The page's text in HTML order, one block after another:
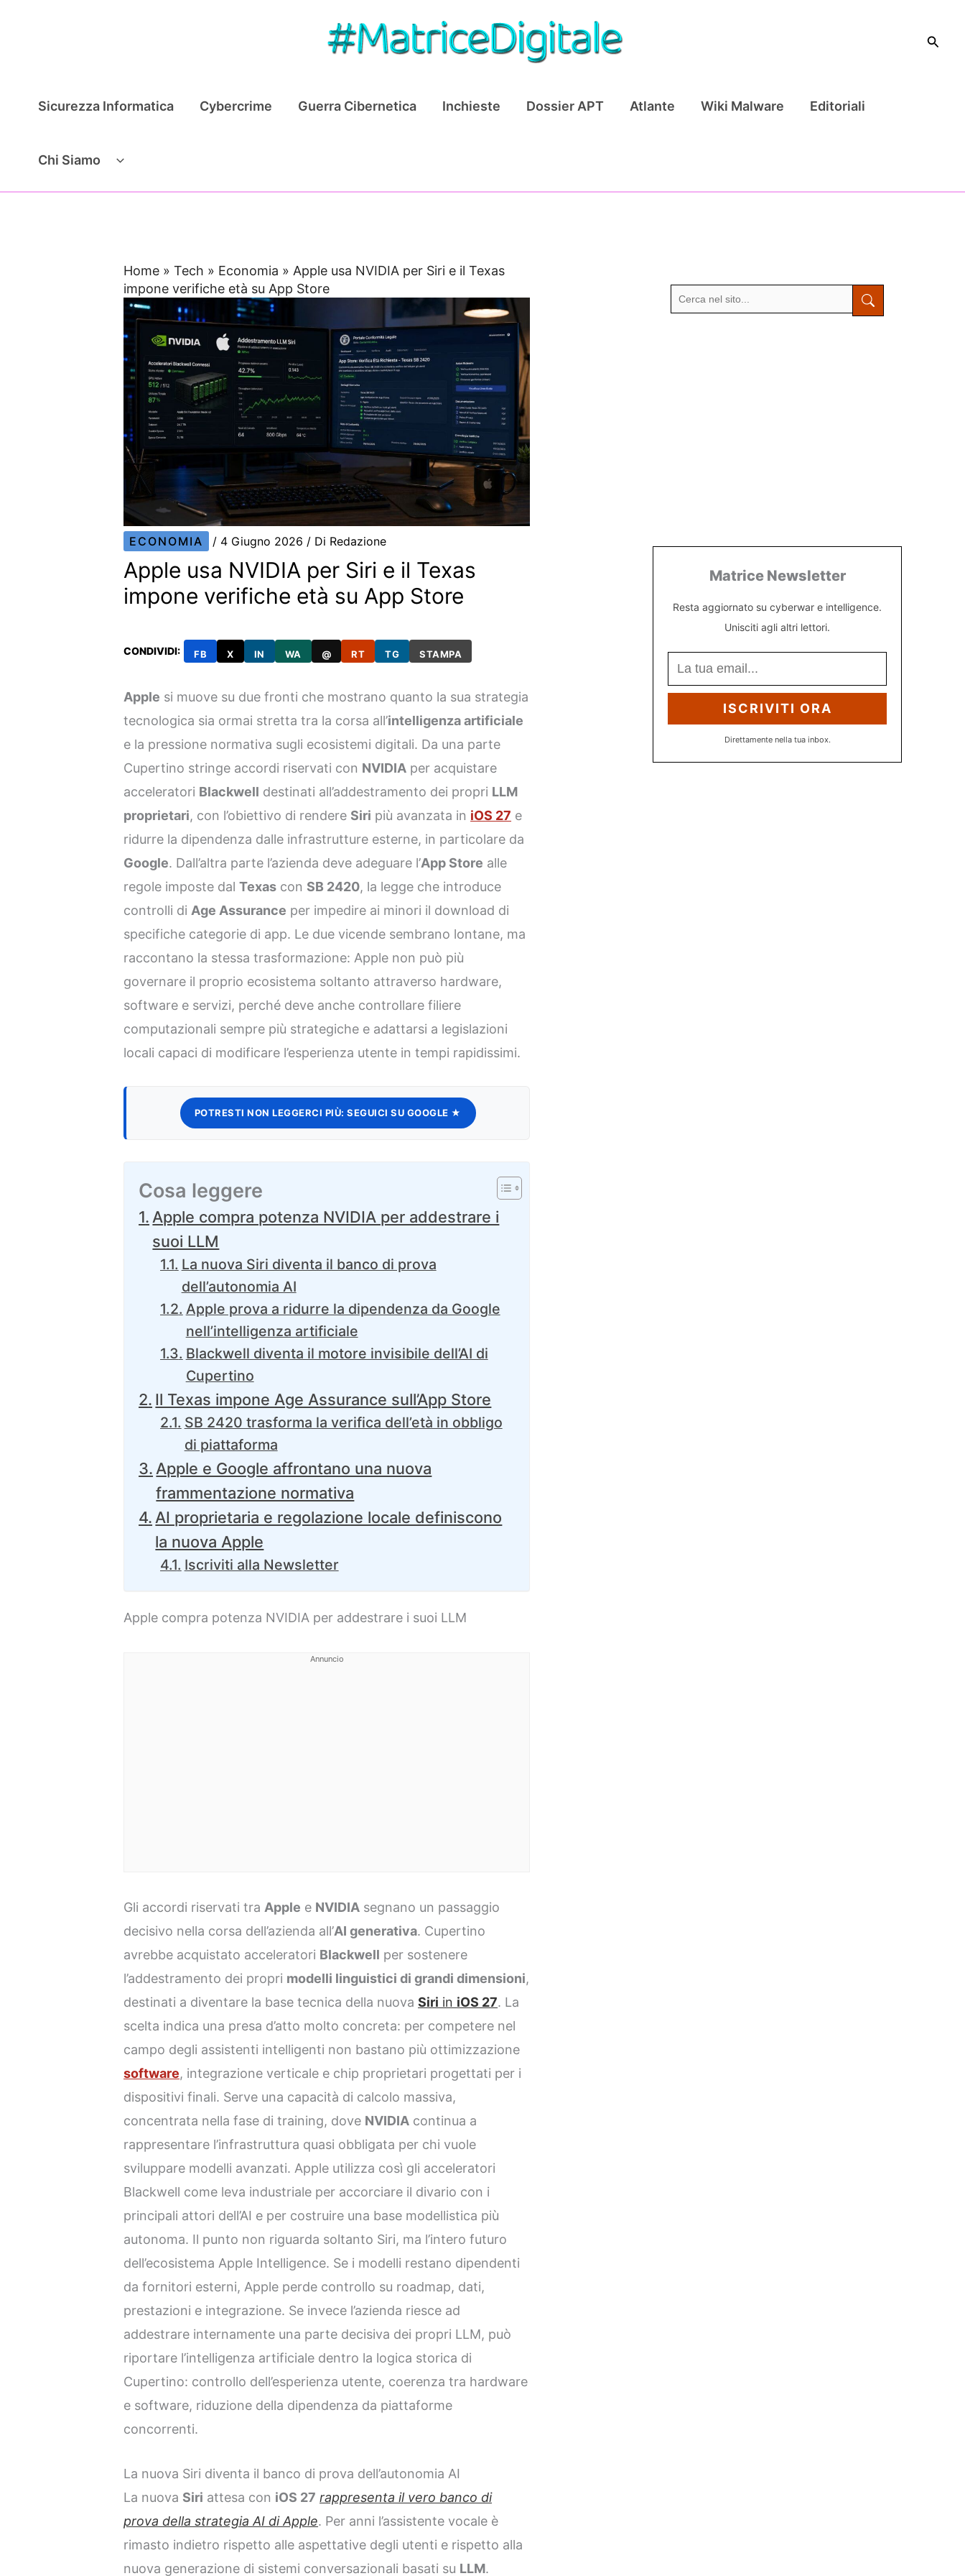
Cerca
Sicurezza Informatica Cybercrime Guerra Cibernetica Inchieste Dossier APT Atlante Wiki Malware Editoriali
Chi Siamo
Home »Tech » Economia » Apple usa NVIDIA per Siri e il Texas
impone verifiche età su App Store
ECONOMIA / 4 Giugno 2026 / Di Redazione
Apple usa NVIDIA per Siri e il Texas
impone verifiche età su App Store
CONDIVIDI: FB X IN WA @ RT TG STAMPA
Apple si muove su due fronti che mostrano quanto la sua strategia
tecnologica sia ormai stretta tra la corsa all’intelligenza artificiale
e la pressione normativa sugli ecosistemi digitali. Da una parte
Cupertino stringe accordi riservati con NVIDIA per acquistare
acceleratori Blackwell destinati all’addestramento dei propri LLM
proprietari, con l’obiettivo di rendere Siri più avanzata in iOS 27 e
ridurre la dipendenza dalle infrastrutture esterne, in particolare da
Google. Dall’altra parte l’azienda deve adeguare l’App Store alle
regole imposte dalTexas con SB 2420, la legge che introduce
controlli diAge Assurance per impedire ai minori il download di
specifiche categorie di app. Le due vicende sembrano lontane, ma
raccontano la stessa trasformazione: Apple non può più
governare il proprio ecosistema soltanto attraverso hardware,
software e servizi, perché deve anche controllare filiere
computazionali sempre più strategiche e adattarsi a legislazioni
locali capaci di modificare l’esperienza utente in tempi rapidissimi.
POTRESTI NON LEGGERCI PIÙ: SEGUICI SU GOOGLE ★
Cosa leggere
Apple compra potenza NVIDIA per addestrare i
suoi LLM
La nuova Siri diventa il banco di prova
dell’autonomia AI
Apple prova a ridurre la dipendenza da Google
nell’intelligenza artificiale
Blackwell diventa il motore invisibile dell’AI di
Cupertino
Il Texas impone Age Assurance sull’App Store
SB 2420 trasforma la verifica dell’età in obbligo
di piattaforma
Apple e Google affrontano una nuova
frammentazione normativa
AI proprietaria e regolazione locale definiscono
la nuova Apple
Iscriviti alla Newsletter
Apple compra potenza NVIDIA per addestrare i suoi LLM
Annuncio
Gli accordi riservati traApple e NVIDIA segnano un passaggio
decisivo nella corsa dell’azienda all’AI generativa. Cupertino
avrebbe acquistato acceleratori Blackwell per sostenere
l’addestramento dei propri modelli linguistici di grandi dimensioni,
destinati a diventare la base tecnica della nuovaSiri in iOS 27. La
scelta indica una presa d’atto molto concreta: per competere nel
campo degli assistenti intelligenti non bastano più ottimizzazione
software, integrazione verticale e chip proprietari progettati per i
dispositivi finali. Serve una capacità di calcolo massiva,
concentrata nella fase di training, dove NVIDIA continua a
rappresentare l’infrastruttura quasi obbligata per chi vuole
sviluppare modelli avanzati. Apple utilizza così gli acceleratori
Blackwell come leva industriale per accorciare il divario con i
principali attori dell’AI e per costruire una base modellistica più
autonoma. Il punto non riguarda soltanto Siri, ma l’intero futuro
dell’ecosistema Apple Intelligence. Se i modelli restano dipendenti
da fornitori esterni, Apple perde controllo su roadmap, dati,
prestazioni e integrazione. Se invece l’azienda riesce ad
addestrare internamente una parte decisiva dei propri LLM, può
riportare l’intelligenza artificiale dentro la logica storica di
Cupertino: controllo dell’esperienza utente, coerenza tra hardware
e software, riduzione della dipendenza da piattaforme
concorrenti.
La nuova Siri diventa il banco di prova dell’autonomia AI
La nuova Siri attesa con iOS 27 rappresenta il vero banco di
prova della strategia AI di Apple. Per anni l’assistente vocale è
rimasto indietro rispetto alle aspettative degli utenti e rispetto alla
nuova generazione di sistemi conversazionali basati su LLM.
Matrice Newsletter
Resta aggiornato su cyberwar e intelligence.
Unisciti agli altri lettori.
ISCRIVITI ORA
Direttamente nella tua inbox.